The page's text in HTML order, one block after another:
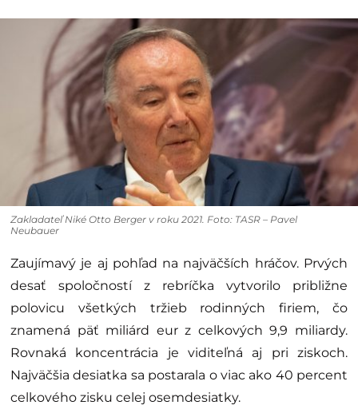
Zakladateľ Niké Otto Berger v roku 2021. Foto: TASR – Pavel
Neubauer
Zaujímavý je aj pohľad na najväčších hráčov. Prvých
desať spoločností z rebríčka vytvorilo približne
polovicu všetkých tržieb rodinných firiem, čo
znamená päť miliárd eur z celkových 9,9 miliardy.
Rovnaká koncentrácia je viditeľná aj pri ziskoch.
Najväčšia desiatka sa postarala o viac ako 40 percent
celkového zisku celej osemdesiatky.